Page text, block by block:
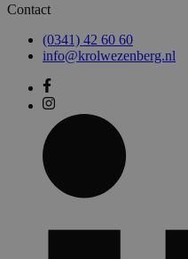
Contact
(0341) 42 60 60
info@krolwezenberg.nl